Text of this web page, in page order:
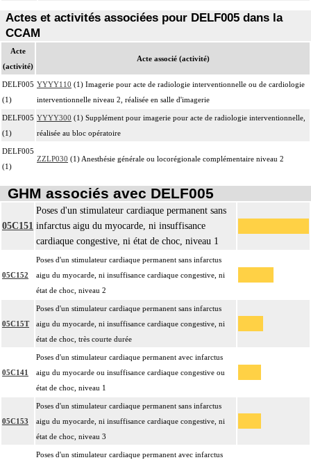
Actes et activités associées pour DELF005 dans la
CCAM
Acte
(activité)
Acte associé (activité)
DELF005
(1)
YYYY110 (1) Imagerie pour acte de radiologie interventionnelle ou de cardiologie
interventionnelle niveau 2, réalisée en salle d'imagerie
DELF005
(1)
YYYY300 (1) Supplément pour imagerie pour acte de radiologie interventionnelle,
réalisée au bloc opératoire
DELF005
(1)
ZZLP030 (1) Anesthésie générale ou locorégionale complémentaire niveau 2
GHM associés avec DELF005
05C151
Poses d'un stimulateur cardiaque permanent sans
infarctus aigu du myocarde, ni insuffisance
cardiaque congestive, ni état de choc, niveau 1
05C152
Poses d'un stimulateur cardiaque permanent sans infarctus
aigu du myocarde, ni insuffisance cardiaque congestive, ni
état de choc, niveau 2
05C15T
Poses d'un stimulateur cardiaque permanent sans infarctus
aigu du myocarde, ni insuffisance cardiaque congestive, ni
état de choc, très courte durée
05C141
Poses d'un stimulateur cardiaque permanent avec infarctus
aigu du myocarde ou insuffisance cardiaque congestive ou
état de choc, niveau 1
05C153
Poses d'un stimulateur cardiaque permanent sans infarctus
aigu du myocarde, ni insuffisance cardiaque congestive, ni
état de choc, niveau 3
Poses d'un stimulateur cardiaque permanent avec infarctus